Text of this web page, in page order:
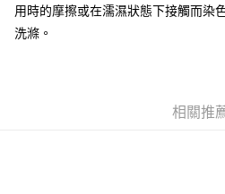
付款後全家取貨
每筆NT$65，滿NT$1,000(含以上)免
每筆NT$65，滿NT$1,000(含以上)免
用時的摩擦或在濡濕狀態下接觸而染
洗滌。
相關推